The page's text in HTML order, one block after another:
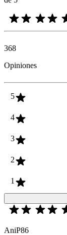
368
Opiniones
5
4
3
2
1
AniP86